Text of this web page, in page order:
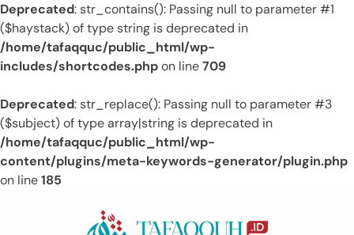
Deprecated: str_contains(): Passing null to parameter #1
($haystack) of type string is deprecated in
/home/tafaqquc/public_html/wp-
includes/shortcodes.phpon line709
Deprecated: str_replace(): Passing null to parameter #3
($subject) of type array|string is deprecated in
/home/tafaqquc/public_html/wp-
content/plugins/meta-keywords-generator/plugin.php
on line185